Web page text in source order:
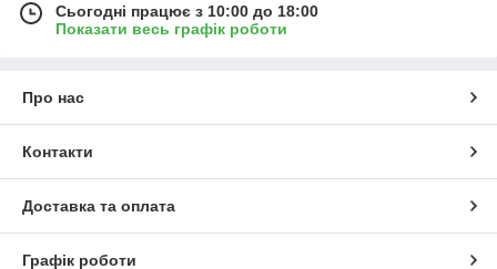
Сьогодні працює з 10:00 до 18:00
Показати весь графік роботи
Про нас
Контакти
Доставка та оплата
Графік роботи